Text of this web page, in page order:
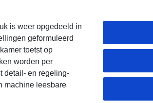
is weer opgedeeld in
geformuleerd
toetst op
worden per
detail- en regeling-
machine leesbare